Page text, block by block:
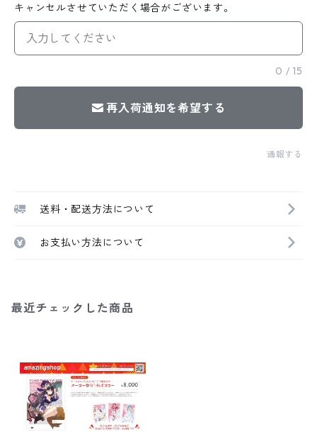
キャンセルさせていただく場合がございます。
0 / 15
再入荷通知を希望する
通報する
送料・配送方法について
お支払い方法について
最近チェックした商品